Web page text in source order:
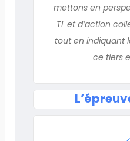
mettons en
TL et d’action
tout en indiquant
ce tiers